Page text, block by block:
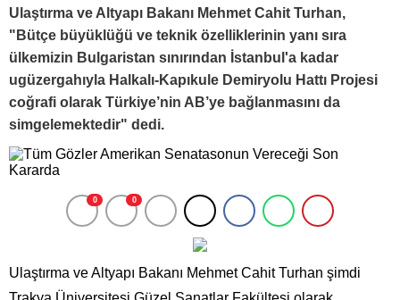
Ulaştırma ve Altyapı Bakanı Mehmet Cahit Turhan,
"Bütçe büyüklüğü ve teknik özelliklerinin yanı sıra
ülkemizin Bulgaristan sınırından İstanbul'a kadar
ugüzergahıyla Halkalı-Kapıkule Demiryolu Hattı Projesi
coğrafi olarak Türkiye’nin AB’ye bağlanmasını da
simgelemektedir" dedi.
0 0
Ulaştırma ve Altyapı Bakanı Mehmet Cahit Turhan şimdi